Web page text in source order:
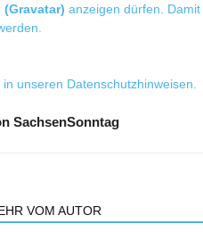
anzeigen dürfen.
in unseren Datenschutzhinweisen
SachsenSonntag
VOM AUTOR